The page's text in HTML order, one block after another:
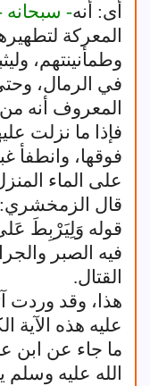
أى: أنه- سبحانه
المعركة
وطمأنينتهم،
في الرمال،
المعروف أنه
فإذا ما نزلت
فوقها، وانطفأ
على الماء
قال الزمخشري:
قوله وَلِيَرْبِطَ
فيه الصبر
القتال.
هذا، وقد وردت
عليه هذه الآية
ما جاء عن ابن
الله عليه